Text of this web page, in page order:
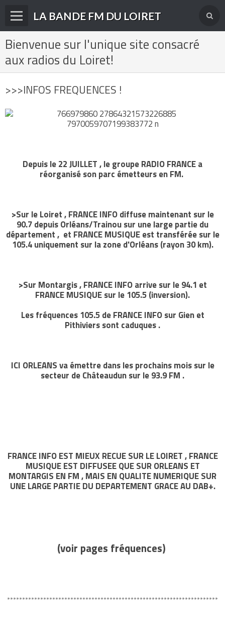
LA BANDE FM DU LOIRET
Accueil
fréquences FM
derniéres infos
Bienvenue sur l'unique site consacré
aux radios du Loiret!
>>>INFOS FREQUENCES !
Depuis le 22 JUILLET , le groupe RADIO FRANCE a
réorganisé son parc émetteurs en FM.
>Sur le Loiret , FRANCE INFO diffuse maintenant sur le
90.7 depuis Orléans/Trainou sur une large partie du
département , et FRANCE MUSIQUE est transférée sur le
105.4 uniquement sur la zone d'Orléans (rayon 30 km).
>Sur Montargis , FRANCE INFO arrive sur le 94.1 et
FRANCE MUSIQUE sur le 105.5 (inversion).
Les fréquences 105.5 de FRANCE INFO sur Gien et
Pithiviers sont caduques .
ICI ORLEANS va émettre dans les prochains mois sur le
secteur de Châteaudun sur le 93.9 FM .
FRANCE INFO EST MIEUX RECUE SUR LE LOIRET , FRANCE
MUSIQUE EST DIFFUSEE QUE SUR ORLEANS ET
MONTARGIS EN FM , MAIS EN QUALITE NUMERIQUE SUR
UNE LARGE PARTIE DU DEPARTEMENT GRACE AU DAB+.
(voir pages fréquences)
**********************************************************************